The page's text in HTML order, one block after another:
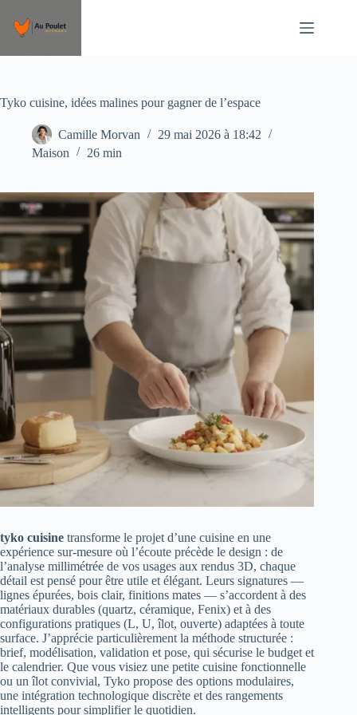
contenu
Tyko cuisine, idées malines pour gagner de l’espace
Camille Morvan
29 mai 2026 à 18:42
Maison
26 min
tyko cuisine transforme le projet d’une cuisine en une
expérience sur-mesure où l’écoute précède le design : de
l’analyse millimétrée de vos usages aux rendus 3D, chaque
détail est pensé pour être utile et élégant. Leurs signatures —
lignes épurées, bois clair, finitions mates — s’accordent à des
matériaux durables (quartz, céramique, Fenix) et à des
configurations pratiques (L, U, îlot, ouverte) adaptées à toute
surface. J’apprécie particulièrement la méthode structurée :
brief, modélisation, validation et pose, qui sécurise le budget et
le calendrier. Que vous visiez une petite cuisine fonctionnelle
ou un îlot convivial, Tyko propose des options modulaires,
une intégration technologique discrète et des rangements
intelligents pour simplifier le quotidien.